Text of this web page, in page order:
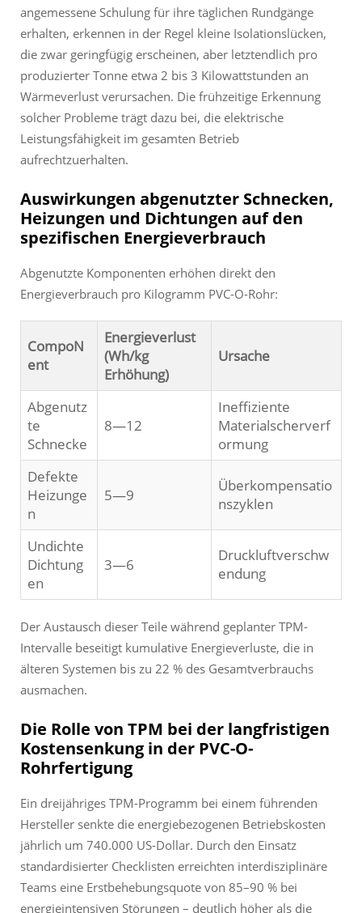
angemessene Schulung für ihre täglichen Rundgänge
erhalten, erkennen in der Regel kleine Isolationslücken,
die zwar geringfügig erscheinen, aber letztendlich pro
produzierter Tonne etwa 2 bis 3 Kilowattstunden an
Wärmeverlust verursachen. Die frühzeitige Erkennung
solcher Probleme trägt dazu bei, die elektrische
Leistungsfähigkeit im gesamten Betrieb
aufrechtzuerhalten.
Auswirkungen abgenutzter Schnecken,
Heizungen und Dichtungen auf den
spezifischen Energieverbrauch
Abgenutzte Komponenten erhöhen direkt den
Energieverbrauch pro Kilogramm PVC-O-Rohr:
CompoN
ent
Energieverlust
(Wh/kg
Erhöhung)
Ursache
Abgenutz
te
Schnecke
8—12
Ineffiziente
Materialscherverf
ormung
Defekte
Heizunge
n
5—9
Überkompensatio
nszyklen
Undichte
Dichtung
en
3—6
Druckluftverschw
endung
Der Austausch dieser Teile während geplanter TPM-
Intervalle beseitigt kumulative Energieverluste, die in
älteren Systemen bis zu 22 % des Gesamtverbrauchs
ausmachen.
Die Rolle von TPM bei der langfristigen
Kostensenkung in der PVC-O-
Rohrfertigung
Ein dreijähriges TPM-Programm bei einem führenden
Hersteller senkte die energiebezogenen Betriebskosten
jährlich um 740.000 US-Dollar. Durch den Einsatz
standardisierter Checklisten erreichten interdisziplinäre
Teams eine Erstbehebungsquote von 85–90 % bei
energieintensiven Störungen – deutlich höher als die